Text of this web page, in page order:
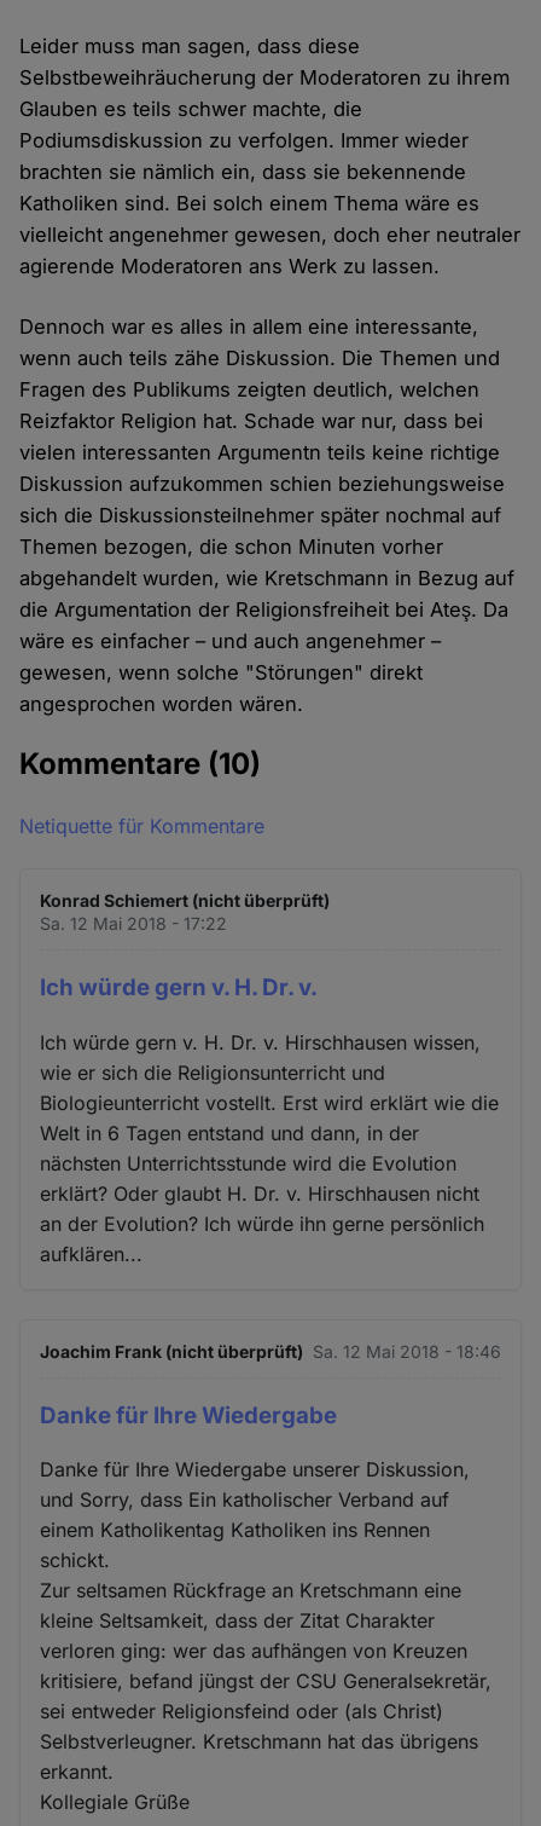
Leider muss man sagen, dass diese
Selbstbeweihräucherung der Moderatoren zu ihrem
Glauben es teils schwer machte, die
Podiumsdiskussion zu verfolgen. Immer wieder
brachten sie nämlich ein, dass sie bekennende
Katholiken sind. Bei solch einem Thema wäre es
vielleicht angenehmer gewesen, doch eher neutraler
agierende Moderatoren ans Werk zu lassen.
Dennoch war es alles in allem eine interessante,
wenn auch teils zähe Diskussion. Die Themen und
Fragen des Publikums zeigten deutlich, welchen
Reizfaktor Religion hat. Schade war nur, dass bei
vielen interessanten Argumentn teils keine richtige
Diskussion aufzukommen schien beziehungsweise
sich die Diskussionsteilnehmer später nochmal auf
Themen bezogen, die schon Minuten vorher
abgehandelt wurden, wie Kretschmann in Bezug auf
die Argumentation der Religionsfreiheit bei Ateş. Da
wäre es einfacher – und auch angenehmer –
gewesen, wenn solche "Störungen" direkt
angesprochen worden wären.
Kommentare (10)
Netiquette für Kommentare
Konrad Schiemert (nicht überprüft)
Sa. 12 Mai 2018 - 17:22
Ich würde gern v. H. Dr. v.
Ich würde gern v. H. Dr. v. Hirschhausen wissen,
wie er sich die Religionsunterricht und
Biologieunterricht vostellt. Erst wird erklärt wie die
Welt in 6 Tagen entstand und dann, in der
nächsten Unterrichtsstunde wird die Evolution
erklärt? Oder glaubt H. Dr. v. Hirschhausen nicht
an der Evolution? Ich würde ihn gerne persönlich
aufklären...
Joachim Frank (nicht überprüft) Sa. 12 Mai 2018 - 18:46
Danke für Ihre Wiedergabe
Danke für Ihre Wiedergabe unserer Diskussion,
und Sorry, dass Ein katholischer Verband auf
einem Katholikentag Katholiken ins Rennen
schickt.
Zur seltsamen Rückfrage an Kretschmann eine
kleine Seltsamkeit, dass der Zitat Charakter
verloren ging: wer das aufhängen von Kreuzen
kritisiere, befand jüngst der CSU Generalsekretär,
sei entweder Religionsfeind oder (als Christ)
Selbstverleugner. Kretschmann hat das übrigens
erkannt.
Kollegiale Grüße